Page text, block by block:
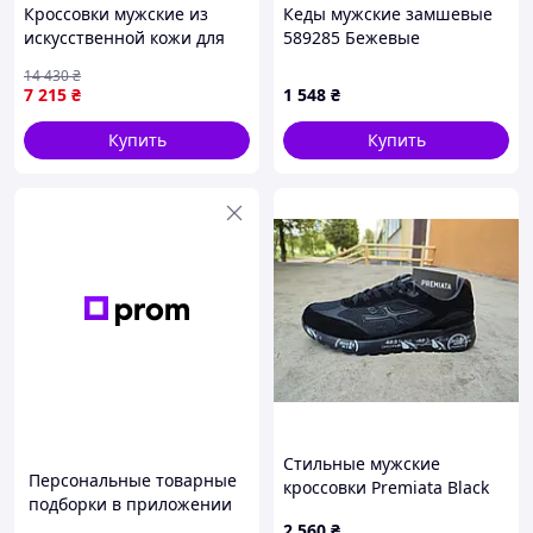
Кроссовки мужские из
искусственной кожи для
активного отдыха в
графитовом цвете
7 215 ₴
14 430₴
Купить
Кеды мужские замшевые
589285 Бежевые
1 548 ₴
Купить
Персональные товарные
подборки в приложении
Стильные мужские
кроссовки Premiata Black